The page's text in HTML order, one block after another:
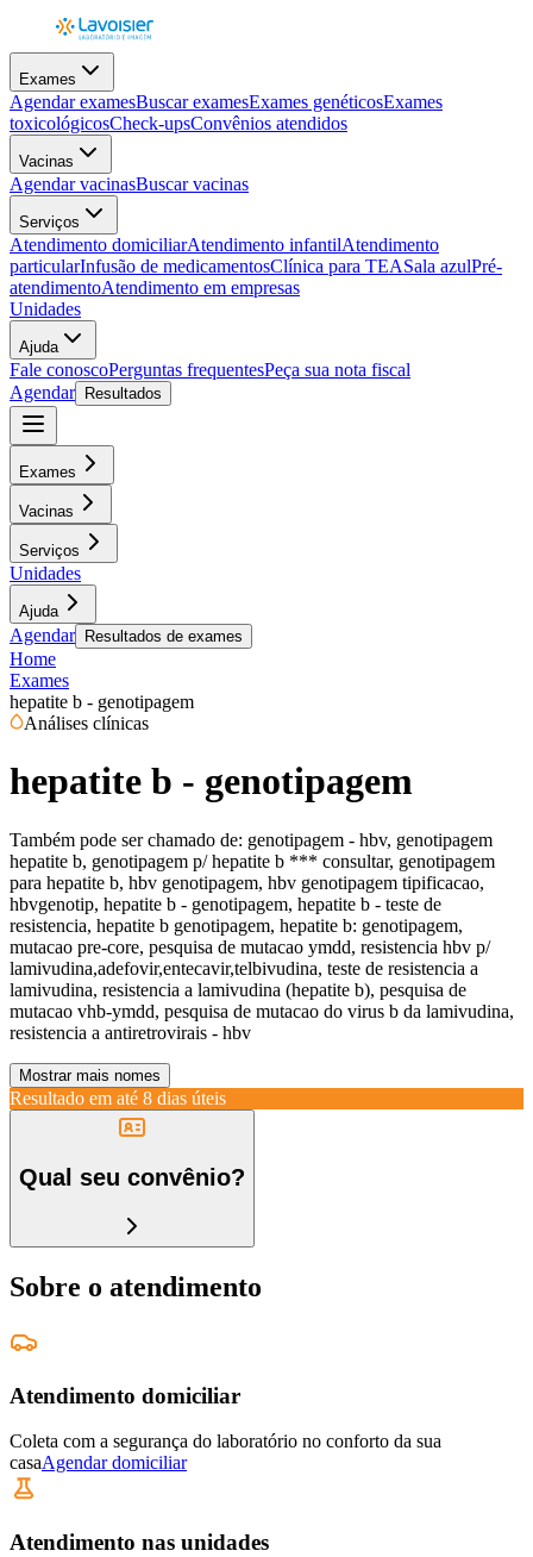
Exames
Agendar examesBuscar examesExames genéticosExames
toxicológicosCheck-upsConvênios atendidos
Vacinas
Agendar vacinasBuscar vacinas
Serviços
Atendimento domiciliarAtendimento infantilAtendimento
particularInfusão de medicamentosClínica para TEASala azulPré-
atendimentoAtendimento em empresas
Unidades
Ajuda
Fale conoscoPerguntas frequentesPeça sua nota fiscal
Agendar
Resultados
Exames
Vacinas
Serviços
Unidades
Ajuda
Agendar Resultados de exames
Home
Exames
hepatite b - genotipagem
Análises clínicas
hepatite b - genotipagem
Também pode ser chamado de: genotipagem - hbv, genotipagem
hepatite b, genotipagem p/ hepatite b *** consultar, genotipagem
para hepatite b, hbv genotipagem, hbv genotipagem tipificacao,
hbvgenotip, hepatite b - genotipagem, hepatite b - teste de
resistencia, hepatite b genotipagem, hepatite b: genotipagem,
mutacao pre-core, pesquisa de mutacao ymdd, resistencia hbv p/
lamivudina,adefovir,entecavir,telbivudina, teste de resistencia a
lamivudina, resistencia a lamivudina (hepatite b), pesquisa de
mutacao vhb-ymdd, pesquisa de mutacao do virus b da lamivudina,
resistencia a antiretrovirais - hbv
Mostrar mais nomes
Resultado em até 8 dias úteis
Qual seu convênio?
Sobre o atendimento
Atendimento domiciliar
Coleta com a segurança do laboratório no conforto da sua
casaAgendar domiciliar
Atendimento nas unidades